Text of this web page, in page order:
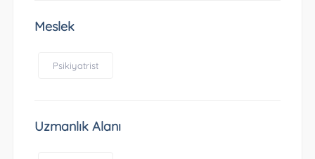
Meslek
Psikiyatrist
Uzmanlık Alanı